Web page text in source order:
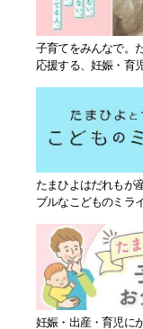
子育てをみんなで。
応援する、妊娠・育
たまひよはだれもが
ブルなこどものミラ
妊娠・出産・育児に